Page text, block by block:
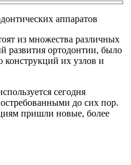
из множества различных
развития ортодонтии, было
конструкций их узлов и
сегодня
до сих пор.
пришли новые, более